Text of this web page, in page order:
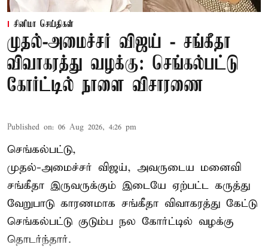
சினிமா செய்திகள்
முதல்-அமைச்சர் விஜய் - சங்கீதா
விவாகரத்து வழக்கு: செங்கல்பட்டு
கோர்ட்டில் நாளை விசாரணை
Published on: 06 Aug 2026, 4:26 pm
செங்கல்பட்டு,
முதல்-அமைச்சர் விஜய், அவருடைய மனைவி
சங்கீதா இருவருக்கும் இடையே ஏற்பட்ட கருத்து
வேறுபாடு காரணமாக சங்கீதா விவாகரத்து கேட்டு
செங்கல்பட்டு குடும்ப நல கோர்ட்டில் வழக்கு
தொடர்ந்தார்.